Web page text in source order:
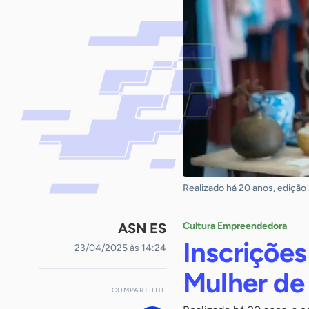
Realizado há 20 anos,
ASN ES
23/04/2025 às 14:24
COMPARTILHE
Cultura Empreendedora
Mulher